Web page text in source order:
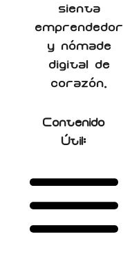
sienta
emprendedor
y nómade
digital de
corazón.
Contenido
Útil: